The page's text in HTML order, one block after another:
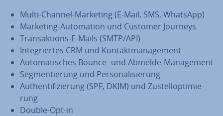
Multi-Channel-Marketing (E-Mail, SMS, WhatsApp)
Marketing-Au­to­ma­ti­on und Customer Journeys
Trans­ak­ti­ons-E-Mails (SMTP/API)
In­te­grier­tes CRM und Kon­takt­ma­nage­ment
Au­to­ma­ti­sches Bounce- und Abmelde-Ma­nage­ment
Seg­men­tie­rung und Per­so­na­li­sie­rung
Au­then­ti­fi­zie­rung (SPF, DKIM) und Zu­stell­op­ti­mie­
rung
Double-Opt-in